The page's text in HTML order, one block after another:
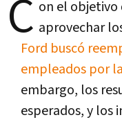
C on el objetivo
aprovechar
Ford buscó
empleados por
embargo, los
esperados, y los